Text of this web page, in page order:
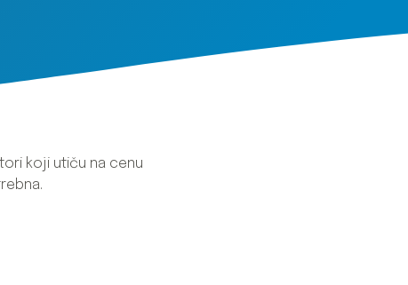
koji utiču na cenu